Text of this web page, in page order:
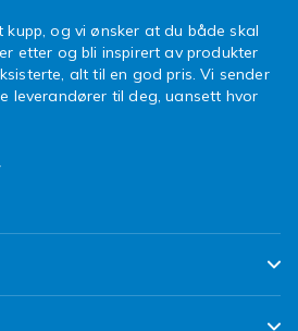
og vi ønsker at du både skal
etter og bli inspirert av produkter
alt til en god pris. Vi sender
leverandører til deg, uansett hvor